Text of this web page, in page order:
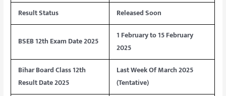
Result Status
Released Soon
BSEB 12th Exam Date 2025
1 February to 15 February
2025
Bihar Board Class 12th
Result Date 2025
Last Week Of March 2025
(Tentative)